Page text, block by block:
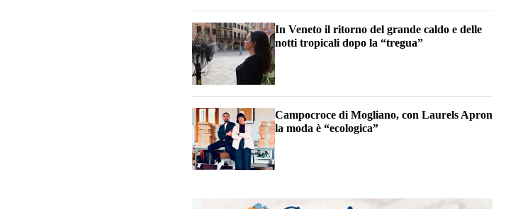
In Veneto il ritorno del grande caldo e delle
notti tropicali dopo la “tregua”
Campocroce di Mogliano, con Laurels Apron
la moda è “ecologica”